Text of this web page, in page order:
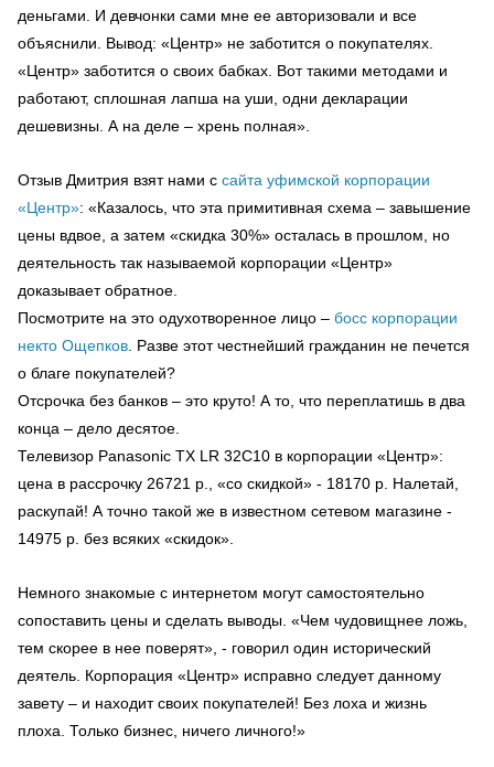
деньгами. И девчонки сами мне ее авторизовали и все
объяснили. Вывод: «Центр» не заботится о покупателях.
«Центр» заботится о своих бабках. Вот такими методами и
работают, сплошная лапша на уши, одни декларации
дешевизны. А на деле – хрень полная».
Отзыв Дмитрия взят нами с сайта уфимской корпорации
«Центр»: «Казалось, что эта примитивная схема – завышение
цены вдвое, а затем «скидка 30%» осталась в прошлом, но
деятельность так называемой корпорации «Центр»
доказывает обратное.
Посмотрите на это одухотворенное лицо – босс корпорации
некто Ощепков . Разве этот честнейший гражданин не печется
о благе покупателей?
Отсрочка без банков – это круто! А то, что переплатишь в два
конца – дело десятое.
Телевизор Panasonic TX LR 32C10 в корпорации «Центр»:
цена в рассрочку 26721 р., «со скидкой» - 18170 р. Налетай,
раскупай! А точно такой же в известном сетевом магазине -
14975 р. без всяких «скидок».
Немного знакомые с интернетом могут самостоятельно
сопоставить цены и сделать выводы. «Чем чудовищнее ложь,
тем скорее в нее поверят», - говорил один исторический
деятель. Корпорация «Центр» исправно следует данному
завету – и находит своих покупателей! Без лоха и жизнь
плоха. Только бизнес, ничего личного!»